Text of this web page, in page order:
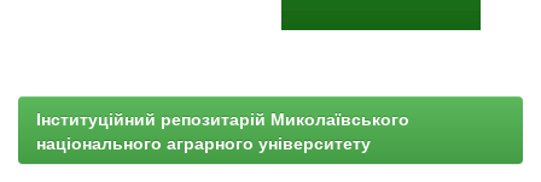
Інституційний репозитарій Миколаївського
національного аграрного університету